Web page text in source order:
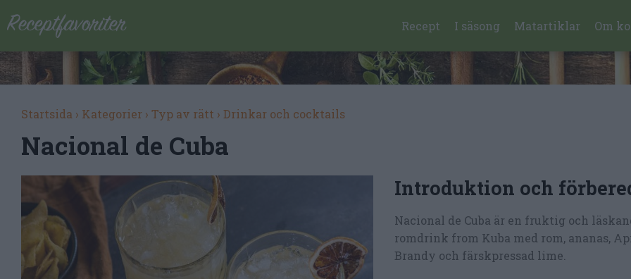
Recept I säsong Matartiklar Om
Startsida › Kategorier › Typ av rätt › Drinkar och cocktails
Nacional de Cuba
Introduktion och
Nacional de Cuba är en fruktig och
romdrink from Kuba med rom, ananas,
Brandy och färskpressad lime.